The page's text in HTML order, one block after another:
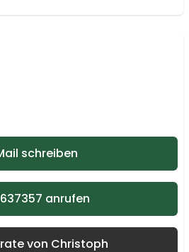
schreiben
anrufen
von Christoph